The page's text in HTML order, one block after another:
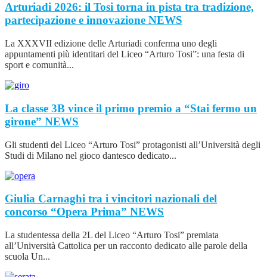
Arturiadi 2026: il Tosi torna in pista tra tradizione,
partecipazione e innovazione NEWS
La XXXVII edizione delle Arturiadi conferma uno degli
appuntamenti più identitari del Liceo “Arturo Tosi”: una festa di
sport e comunità...
La classe 3B vince il primo premio a “Stai fermo un
girone” NEWS
Gli studenti del Liceo “Arturo Tosi” protagonisti all’Università degli
Studi di Milano nel gioco dantesco dedicato...
Giulia Carnaghi tra i vincitori nazionali del
concorso “Opera Prima” NEWS
La studentessa della 2L del Liceo “Arturo Tosi” premiata
all’Università Cattolica per un racconto dedicato alle parole della
scuola Un...